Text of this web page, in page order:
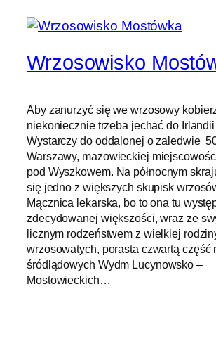
Wrzosowisko
Aby zanurzyć się we wrzosowy
niekoniecznie trzeba jechać do
Wystarczy do oddalonej o zaledwie
Warszawy, mazowieckiej
pod Wyszkowem. Na północnym
się jedno z większych skupisk
Mącznica lekarska, bo to ona tu
zdecydowanej większości, wraz ze
licznym rodzeństwem z wielkiej
wrzosowatych, porasta czwartą część
śródlądowych Wydm Lucynowsko –
Mostowieckich…